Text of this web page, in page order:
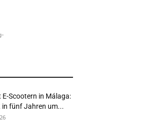
E-Scootern in Málaga:
in fünf Jahren um...